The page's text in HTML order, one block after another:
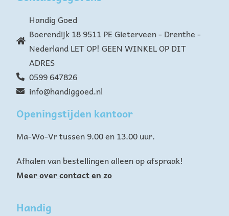
Handig Goed
Boerendijk 18 9511 PE Gieterveen - Drenthe -
Nederland LET OP! GEEN WINKEL OP DIT
ADRES
0599 647826
info@handiggoed.nl
Openingstijden kantoor
Ma-Wo-Vr tussen 9.00 en 13.00 uur.
Afhalen van bestellingen alleen op afspraak!
Meer over contact en zo
Handig